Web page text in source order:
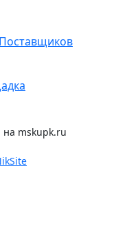
на mskupk.ru